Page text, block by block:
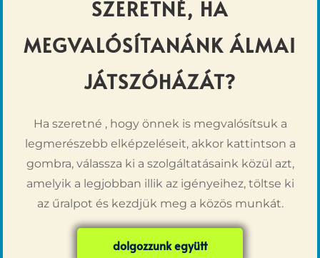
SZERETNÉ, HA
MEGVALÓSÍTANÁNK ÁLMAI
JÁTSZÓHÁZÁT?
Ha szeretné , hogy önnek is megvalósítsuk a
legmerészebb elképzeléseit, akkor kattintson a
gombra, válassza ki a szolgáltatásaink közül azt,
amelyik a legjobban illik az igényeihez, töltse ki
az űralpot és kezdjük meg a közös munkát.
dolgozzunk együtt